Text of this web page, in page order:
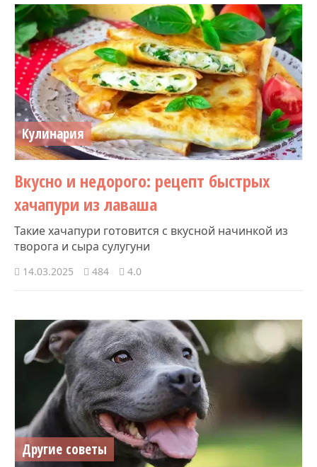
Кулинария
Вкусно и недорого: рецепт быстрых
хачапури из лаваша
Такие хачапури готовится с вкусной начинкой из
творога и сыра сулугуни
14.03.2025 484 4.0
Другие советы